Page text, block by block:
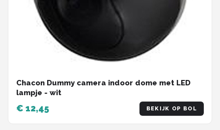
Chacon Dummy camera indoor dome met LED
lampje - wit
€ 12,45 BEKIJK OP BOL